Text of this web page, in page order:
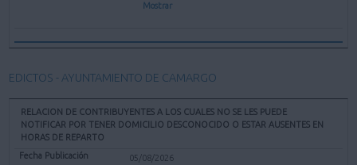
Mostrar
EDICTOS - AYUNTAMIENTO DE CAMARGO
RELACION DE CONTRIBUYENTES A LOS CUALES NO SE LES PUEDE
NOTIFICAR POR TENER DOMICILIO DESCONOCIDO O ESTAR AUSENTES EN
HORAS DE REPARTO
05/08/2026